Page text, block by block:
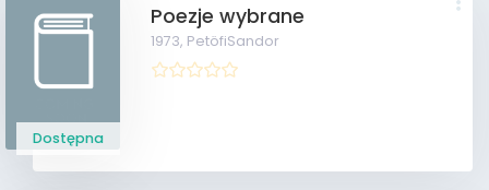
Dostępna
Poezje wybrane
1973, PetöfiSandor